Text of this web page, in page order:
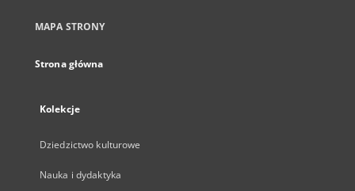
MAPA STRONY
Strona główna
Kolekcje
Dziedzictwo kulturowe
Nauka i dydaktyka